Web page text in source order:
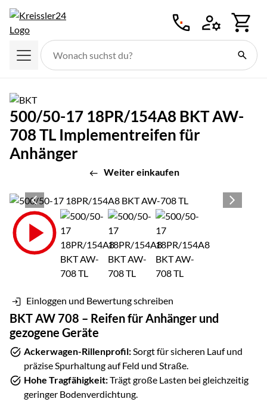
500/50-17 18PR/154A8 BKT AW-
708 TL Implementreifen für
Anhänger
Weiter einkaufen
Produktgalerie
Zur Kaufbox springen
Einloggen und Bewertung schreiben
BKT AW 708 – Reifen für Anhänger und
gezogene Geräte
Ackerwagen-Rillenprofil:Sorgt für sicheren Lauf und
präzise Spurhaltung auf Feld und Straße.
Hohe Tragfähigkeit:Trägt große Lasten bei gleichzeitig
geringer Bodenverdichtung.